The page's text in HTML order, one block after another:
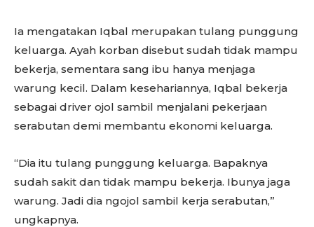
Ia mengatakan Iqbal merupakan tulang punggung
keluarga. Ayah korban disebut sudah tidak mampu
bekerja, sementara sang ibu hanya menjaga
warung kecil. Dalam kesehariannya, Iqbal bekerja
sebagai driver ojol sambil menjalani pekerjaan
serabutan demi membantu ekonomi keluarga.
“Dia itu tulang punggung keluarga. Bapaknya
sudah sakit dan tidak mampu bekerja. Ibunya jaga
warung. Jadi dia ngojol sambil kerja serabutan,”
ungkapnya.